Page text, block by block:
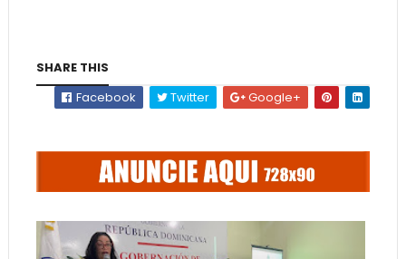
SHARE THIS
Facebook
Twitter Google+